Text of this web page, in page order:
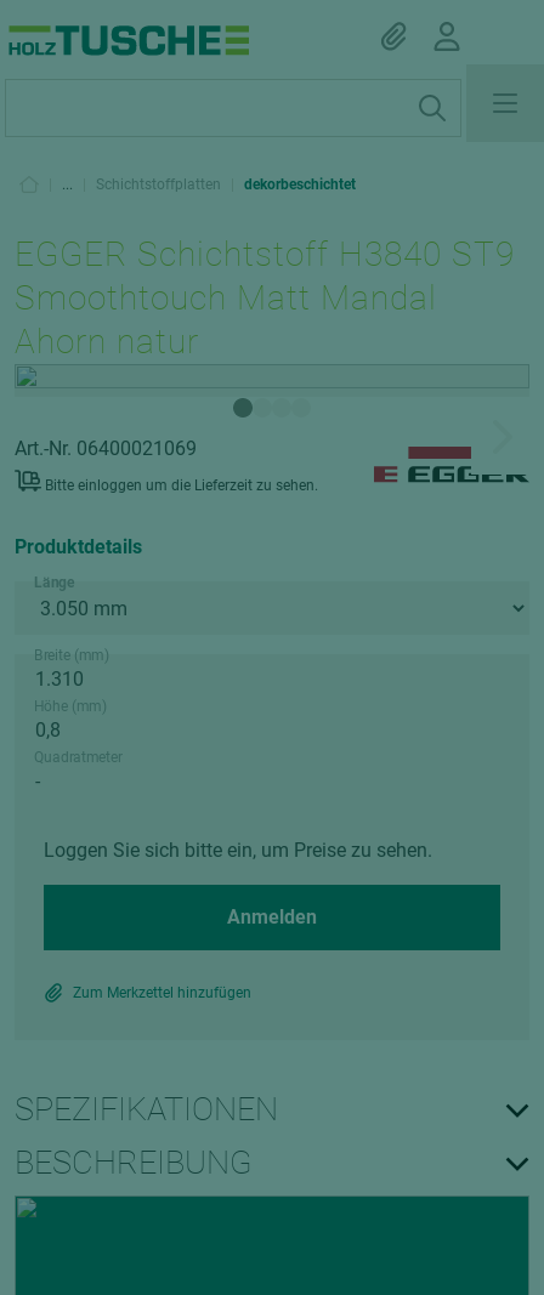
... Schichtstoffplatten dekorbeschichtet
EGGER Schichtstoff H3840 ST9
Smoothtouch Matt Mandal
Ahorn natur
Art.-Nr. 06400021069
Bitte einloggen um die Lieferzeit zu sehen.
Produktdetails
Länge
Breite (mm)
Höhe (mm)
Quadratmeter
Loggen Sie sich bitte ein, um Preise zu sehen.
Anmelden
Zum Merkzettel hinzufügen
SPEZIFIKATIONEN
BESCHREIBUNG